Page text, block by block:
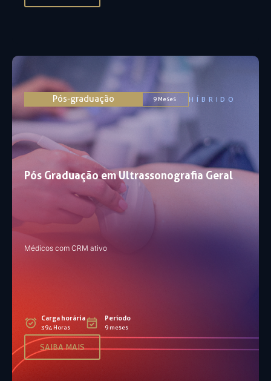
Pós Graduação em Ultrassonografia Geral
Médicos com CRM ativo​
Carga horária
394 Horas
Período
9 meses
Pós-graduação 9 Meses HÍBRIDO
SAIBA MAIS